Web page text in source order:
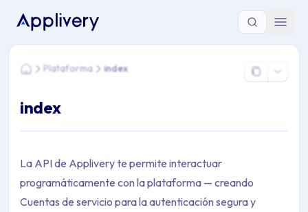
HomePlataforma index
index
La API de Applivery te permite interactuar
programáticamente con la plataforma — creando
Cuentas de servicio para la autenticación segura y